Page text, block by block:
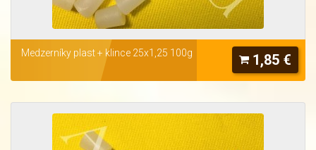
1,85 €
Medzerníky plast + klince 25x1,25 100g